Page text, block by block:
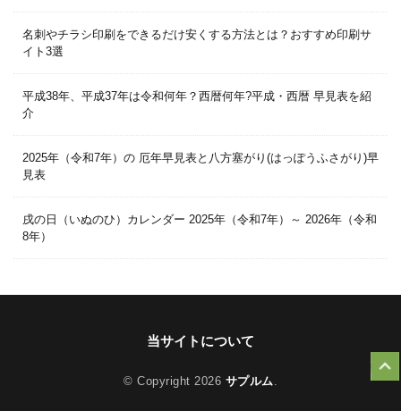
名刺やチラシ印刷をできるだけ安くする方法とは？おすすめ印刷サ
イト3選
平成38年、平成37年は令和何年？西暦何年?平成・西暦 早見表を紹
介
2025年（令和7年）の 厄年早見表と八方塞がり(はっぽうふさがり)早
見表
戌の日（いぬのひ）カレンダー 2025年（令和7年）～ 2026年（令和
8年）
当サイトについて
© Copyright 2026 サプルム.